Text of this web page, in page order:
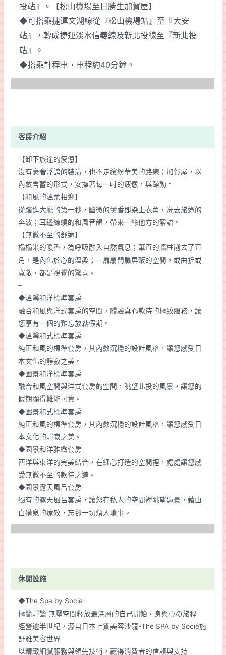
投站』。【松山機場至日勝生加賀屋】
◆可搭乘捷運文湖線從『松山機場站』至『大安
站』，轉成捷運淡水信義線及新北投線至『新北投
站』。
◆搭乘計程車，車程約40分鐘。
客房介紹
【卸下旅途的疲憊】
沒有豪奢浮誇的裝潢，也不走繽紛華美的路線；加賀屋，以
內斂含蓄的形式，安撫著每一吋的疲憊，與躁動。
【和風的溫柔相迎】
從踏進大廳的第一秒，幽微的薰香即染上衣角，洗去旅途的
奔波；耳邊繚繞的和風音韻，帶來一絲他方的絮語。
【無微不至的舒適】
榻榻米的暖香，為呼吸融入自然氣息；筆直的牆柱削去了直
角，是內化於心的溫柔；一扇扇門扉屏蔽的空間，或曲折或
寬敞，都是視覺的驚喜。
–
◆溫馨和洋標準套房
融合和風與洋式套房的空間，體驗真心款待的極致服務，讓
您享有一個的難忘放鬆假期。
◆溫馨和式標準套房
純正和風的標準套房，其內斂沉穩的設計風格，讓您感受日
本文化的靜寂之美。
◆園景和洋標準套房
融合和風空間與洋式套房的空間，眺望北投的風景，讓您的
假期顯得難能可貴。
◆園景和式標準套房
純正和風的標準套房，其內斂沉穩的設計風格，讓您感受日
本文化的靜寂之美。
◆園景和洋雅緻套房
西洋與東洋的完美結合，在細心打造的空間裡，處處讓您感
受無微不至的款待之道。
◆園景露天風呂套房
獨有的露天風呂套房，讓您在私人的空間裡眺望遠景，藉由
白磺泉的療效，忘卻一切煩人瑣事。
休閒設施
◆The Spa by Socie
極簡靜謐 無壓空間釋放最深層的自己開始，身與心の旅程
經營逾半世紀，源自日本上質美容沙龍-The SPA by Socie施
舒雅美容世界
以精緻細膩服務與領先技術，贏得消費者的信賴與支持